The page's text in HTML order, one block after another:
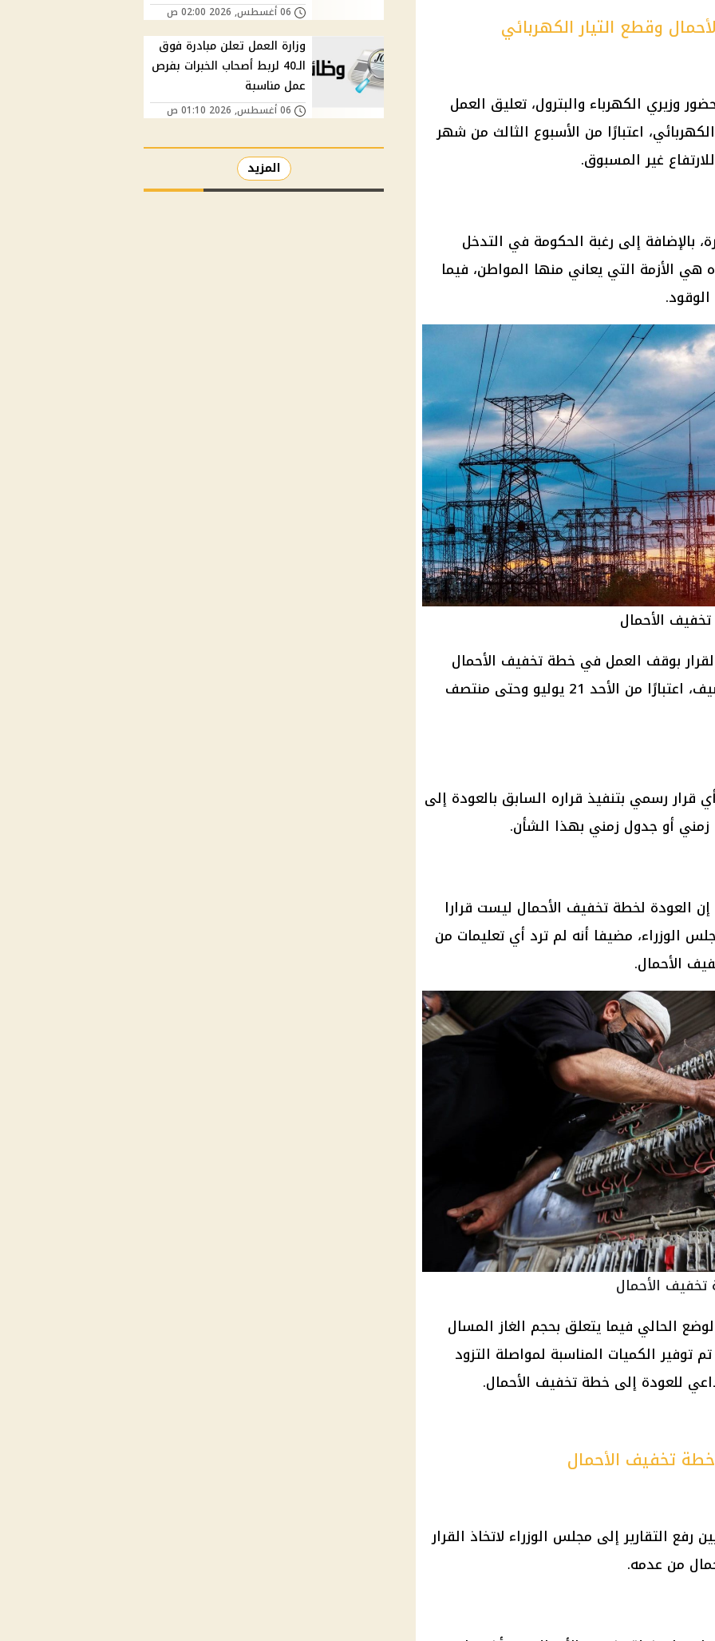
وقطع التيار الكهربائي
وزيري الكهرباء والبترول، تعليق العمل
اعتبارًا من الأسبوع الثالث من شهر
غير المسبوق.
بالإضافة إلى رغبة الحكومة في التدخل
الأزمة التي يعاني منها المواطن، فيما
الأحمال
بوقف العمل في خطة تخفيف الأحمال
على مستوى الدولة خلال فترة الصيف، اعتبارًا من الأحد 21 يوليو وحتى منتصف
قرار رسمي بتنفيذ قراره السابق بالعودة إلى
أو جدول زمني بهذا الشأن.
العودة لخطة تخفيف الأحمال ليست قرارا
الوزراء، مضيفا أنه لم ترد أي تعليمات من
الأحمال.
تخفيف الأحمال
الحالي فيما يتعلق بحجم الغاز المسال
توفير الكميات المناسبة لمواصلة التزود
داعي للعودة إلى خطة تخفيف الأحمال.
خطة تخفيف الأحمال
رفع التقارير إلى مجلس الوزراء لاتخاذ القرار
من عدمه.
06 أغسطس, 2026 02:00 ص
وزارة العمل تعلن مبادرة فوق
الـ40 لربط أصحاب الخبرات بفرص
عمل مناسبة
06 أغسطس, 2026 01:10 ص
المزيد